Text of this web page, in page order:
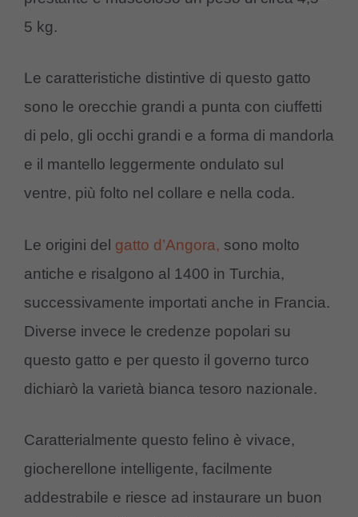
5 kg.
Le caratteristiche distintive di questo gatto
sono le orecchie grandi a punta con ciuffetti
di pelo, gli occhi grandi e a forma di mandorla
e il mantello leggermente ondulato sul
ventre, più folto nel collare e nella coda.
Le origini del gatto d’Angora, sono molto
antiche e risalgono al 1400 in Turchia,
successivamente importati anche in Francia.
Diverse invece le credenze popolari su
questo gatto e per questo il governo turco
dichiarò la varietà bianca tesoro nazionale.
Caratterialmente questo felino è vivace,
giocherellone intelligente, facilmente
addestrabile e riesce ad instaurare un buon